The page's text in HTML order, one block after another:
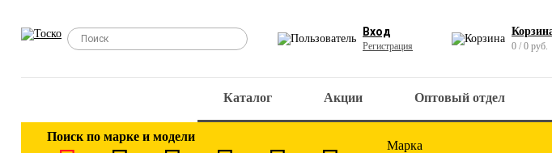
Вход
Регистрация 0 / 0 руб.
Каталог Акции Оптовый отдел
Поиск по марке и модели
Марка